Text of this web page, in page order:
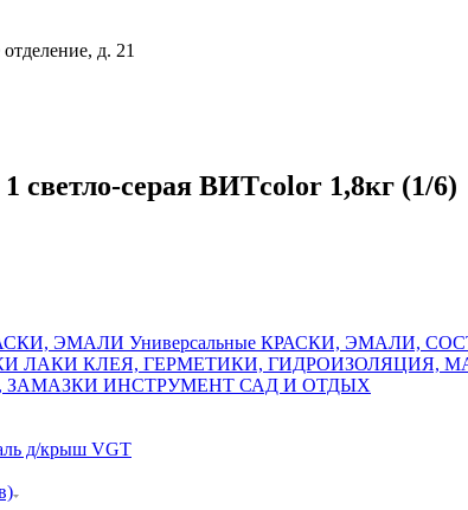
д. 21
светло-серая ВИТcolor 1,8кг (1/6)
ЭМАЛИ Универсальные КРАСКИ, ЭМАЛИ,
ЛАКИ КЛЕЯ, ГЕРМЕТИКИ, ГИДРОИЗОЛЯЦИЯ,
ЗАМАЗКИ ИНСТРУМЕНТ САД И ОТДЫХ
д/крыш VGT